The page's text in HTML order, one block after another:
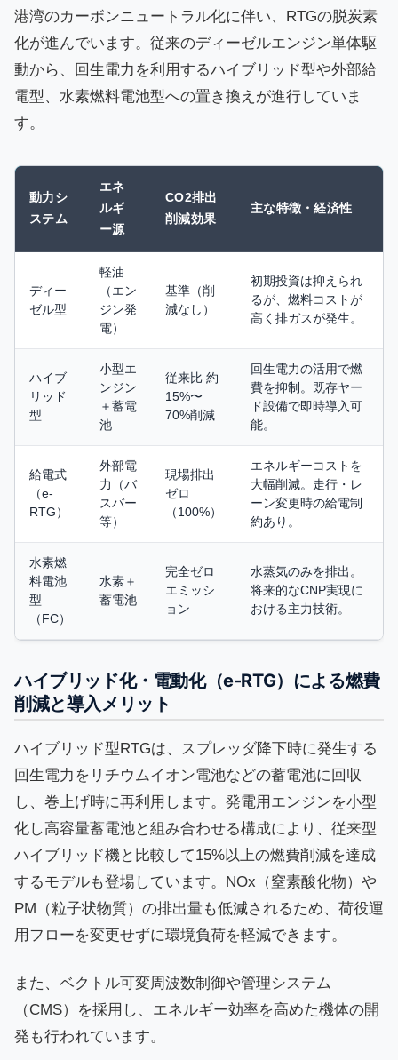
港湾のカーボンニュートラル化に伴い、RTGの脱炭素
化が進んでいます。従来のディーゼルエンジン単体駆
動から、回生電力を利用するハイブリッド型や外部給
電型、水素燃料電池型への置き換えが進行していま
す。
動力シ
ステム
エネ
ルギ
ー源
CO2排出
削減効果
主な特徴・経済性
ディー
ゼル型
軽油
（エン
ジン発
電）
基準（削
減なし）
初期投資は抑えられ
るが、燃料コストが
高く排ガスが発生。
ハイブ
リッド
型
小型エ
ンジン
＋蓄電
池
従来比 約
15%〜
70%削減
回生電力の活用で燃
費を抑制。既存ヤー
ド設備で即時導入可
能。
給電式
（e-
RTG）
外部電
力（バ
スバー
等）
現場排出
ゼロ
（100%）
エネルギーコストを
大幅削減。走行・レ
ーン変更時の給電制
約あり。
水素燃
料電池
型
（FC）
水素＋
蓄電池
完全ゼロ
エミッシ
ョン
水蒸気のみを排出。
将来的なCNP実現に
おける主力技術。
ハイブリッド化・電動化（e-RTG）による燃費
削減と導入メリット
ハイブリッド型RTGは、スプレッダ降下時に発生する
回生電力をリチウムイオン電池などの蓄電池に回収
し、巻上げ時に再利用します。発電用エンジンを小型
化し高容量蓄電池と組み合わせる構成により、従来型
ハイブリッド機と比較して15%以上の燃費削減を達成
するモデルも登場しています。NOx（窒素酸化物）や
PM（粒子状物質）の排出量も低減されるため、荷役運
用フローを変更せずに環境負荷を軽減できます。
また、ベクトル可変周波数制御や管理システム
（CMS）を採用し、エネルギー効率を高めた機体の開
発も行われています。